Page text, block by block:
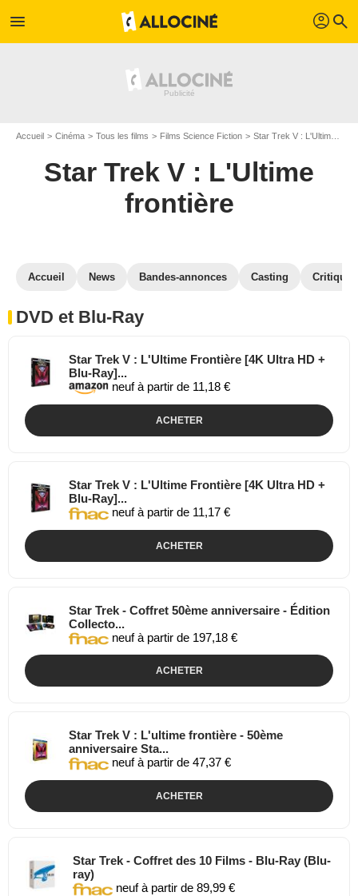
menu profil search
Accueil Cinéma Tous les films Films Science Fiction Star Trek V : L'Ultime frontière
Star Trek V : L'Ultime
frontière
Accueil News Bandes-annonces Casting
DVD et Blu-Ray
Star Trek V : L'Ultime Frontière [4K Ultra HD +
Blu-Ray]...
neuf à partir de 11,18 €
ACHETER
Star Trek V : L'Ultime Frontière [4K Ultra HD +
Blu-Ray]...
neuf à partir de 11,17 €
ACHETER
Star Trek - Coffret 50ème anniversaire - Édition
Collecto...
neuf à partir de 197,18 €
ACHETER
Star Trek V : L'ultime frontière - 50ème
anniversaire Sta...
neuf à partir de 47,37 €
ACHETER
Star Trek - Coffret des 10 Films - Blu-Ray (Blu-
ray)
neuf à partir de 89,99 €